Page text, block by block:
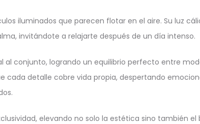
iluminados que parecen flotar en el aire. Su luz
invitándote a relajarte después de un día intenso.
al conjunto, logrando un equilibrio perfecto entre
cada detalle cobre vida propia, despertando
elevando no solo la estética sino también el